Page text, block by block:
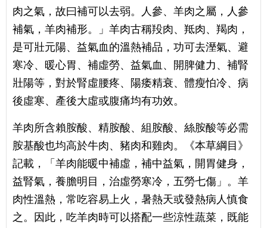
肉之氣，故曰補可以去弱。人參、羊肉之屬，人參
補氣，羊肉補形。」羊肉古稱羖肉、羝肉、羯肉，
是可壯元陽、益氣血的溫熱補品，功可去溼氣、避
寒冷、暖心胃、補虛勞、益氣血、開脾健力、補腎
壯陽等，對於腎虛腰疼、陽痿精衰、體瘦怕冷、病
後虛寒、產後大虛或腹痛均有功效。
羊肉所含賴胺酸、精胺酸、組胺酸、絲胺酸等必需
胺基酸也均高於牛肉、豬肉和雞肉。《本草綱目》
記載，「羊肉能暖中補虛，補中益氣，開胃健身，
益腎氣，養膽明目，治虛勞寒冷，五勞七傷」。羊
肉性溫熱，常吃容易上火，暑熱天或發熱病人慎食
之。因此，吃羊肉時可以搭配一些涼性蔬菜，既能